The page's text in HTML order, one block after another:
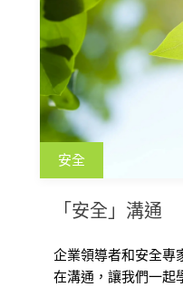
安全
「安全」溝通
企業領導者和安全專
在溝通，讓我們一起